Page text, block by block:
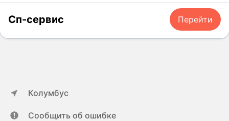
Сп-сервис Перейти
Колумбус
Сообщить об ошибке